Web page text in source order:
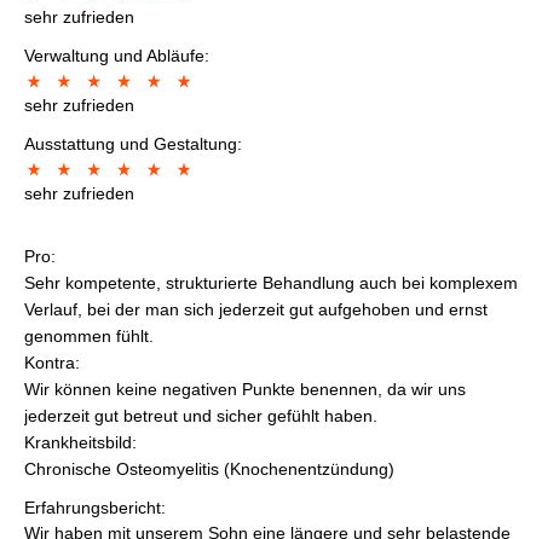
sehr zufrieden
Verwaltung und Abläufe:
sehr zufrieden
Ausstattung und Gestaltung:
sehr zufrieden
Pro:
Sehr kompetente, strukturierte Behandlung auch bei komplexem
Verlauf, bei der man sich jederzeit gut aufgehoben und ernst
genommen fühlt.
Kontra:
Wir können keine negativen Punkte benennen, da wir uns
jederzeit gut betreut und sicher gefühlt haben.
Krankheitsbild:
Chronische Osteomyelitis (Knochenentzündung)
Erfahrungsbericht:
Wir haben mit unserem Sohn eine längere und sehr belastende